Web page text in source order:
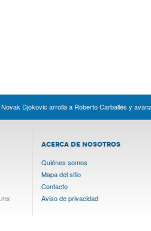
Novak Djokovic arrolla a Roberto Carballés y
ACERCA DE NOSOTROS
Quiénes somos
Mapa del sitio
Contacto
Aviso de privacidad